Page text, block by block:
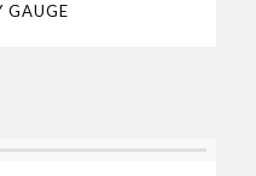
GAUGE